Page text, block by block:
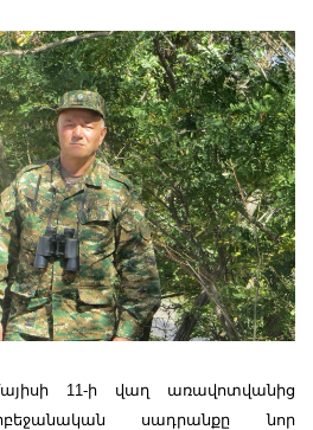
11-ի վաղ առավոտվանից
սադրանքը նոր